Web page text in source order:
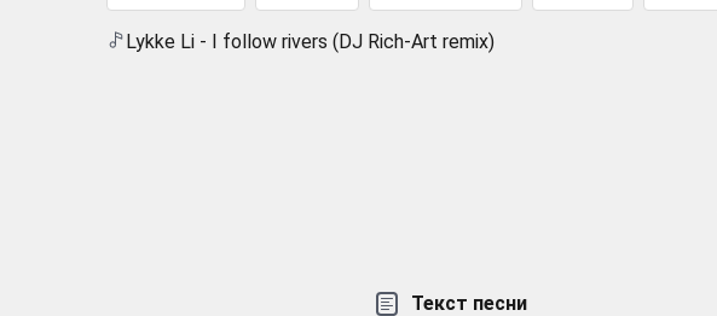
Lykke Li - I follow rivers (DJ Rich-Art remix)
Текст песни